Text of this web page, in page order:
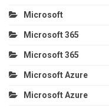
Microsoft
Microsoft 365
Microsoft 365
Microsoft Azure
Microsoft Azure